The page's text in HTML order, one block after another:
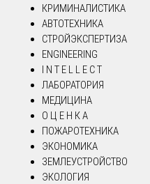
КРИМИНАЛИСТИКА
АВТОТЕХНИКА
СТРОЙЭКСПЕРТИЗА
ENGINEERING
I N T E L L E C T
ЛАБОРАТОРИЯ
МЕДИЦИНА
О Ц Е Н К А
ПОЖАРОТЕХНИКА
ЭКОНОМИКА
ЗЕМЛЕУСТРОЙСТВО
ЭКОЛОГИЯ